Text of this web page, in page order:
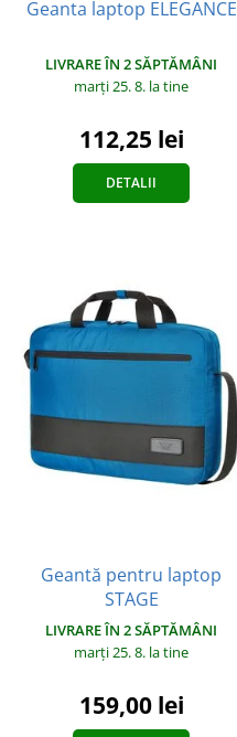
Geanta laptop ELEGANCE
LIVRARE ÎN 2 SĂPTĂMÂNI
marți 25. 8. la tine
112,25 lei
DETALII
Geantă pentru laptop
STAGE
LIVRARE ÎN 2 SĂPTĂMÂNI
marți 25. 8. la tine
159,00 lei